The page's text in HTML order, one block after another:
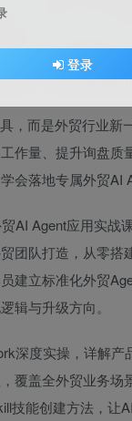
自身业务；办公工
同，信息流转低效
砌，无法形成系统
，而是外贸行业新
作量、提升询盘质
会落地专属外贸AI
AI Agent应用实战
团队打造，从零搭
建立标准化外贸
辑与升级方向。
深度实操，详解产
覆盖全外贸业务场
技能创建方法，让
登录